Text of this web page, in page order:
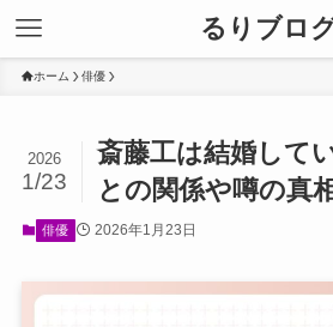
るりブロ
ホーム 俳優
斎藤工は結婚して
との関係や噂の真
2026
1/23
俳優 2026年1月23日